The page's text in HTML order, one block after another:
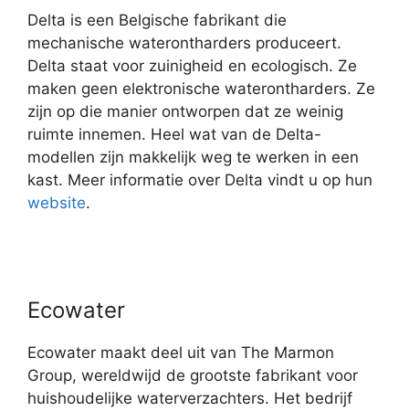
Delta is een Belgische fabrikant die
mechanische waterontharders produceert.
Delta staat voor zuinigheid en ecologisch. Ze
maken geen elektronische waterontharders. Ze
zijn op die manier ontworpen dat ze weinig
ruimte innemen. Heel wat van de Delta-
modellen zijn makkelijk weg te werken in een
kast. Meer informatie over Delta vindt u op hun
website.
Ecowater
Ecowater maakt deel uit van The Marmon
Group, wereldwijd de grootste fabrikant voor
huishoudelijke waterverzachters. Het bedrijf